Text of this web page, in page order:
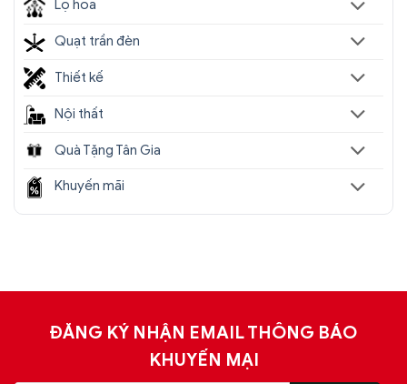
=> Tham khảo thêm 100+ mẫu đèn trang trí khuyến
mãi giá rẻ tại: https://sencom.vn/category/den-trang-
tri
Lọ hoa
Quạt trần đèn
Thiết kế
Nội thất
Quà Tặng Tân Gia
Khuyến mãi
ĐĂNG KÝ NHẬN EMAIL THÔNG BÁO
KHUYẾN MẠI